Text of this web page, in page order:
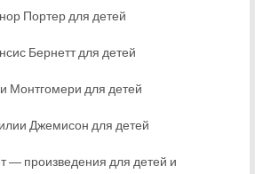
Портер для детей
Бернетт для детей
Монтгомери для детей
Джемисон для детей
― произведения для детей и